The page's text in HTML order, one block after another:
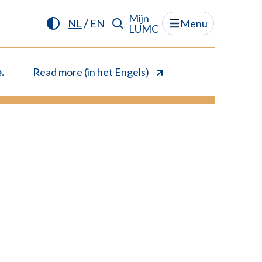
NL/ EN
Mijn
LUMC
Menu
Read more (in het Engels)